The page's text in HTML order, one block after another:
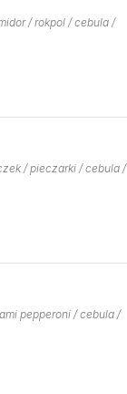
/ rokpol / cebula /
/ pieczarki / cebula /
pepperoni / cebula /